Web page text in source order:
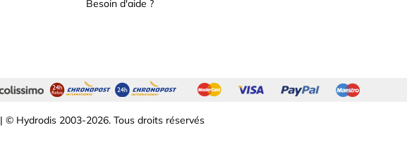
Besoin d'aide ?
| © Hydrodis 2003-2026. Tous droits réservés